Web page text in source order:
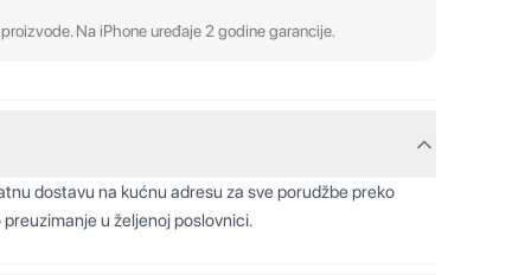
Na iPhone uređaje 2 godine garancije.
dostavu na kućnu adresu za sve porudžbe preko
u željenoj poslovnici.